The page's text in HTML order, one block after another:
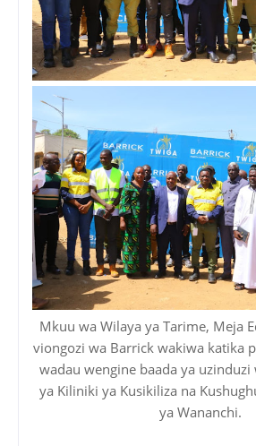
Mkuu wa Wilaya ya Tarime, Meja
viongozi wa Barrick wakiwa katika
wadau wengine baada ya
ya Kiliniki ya Kusikiliza na
ya Wananchi.